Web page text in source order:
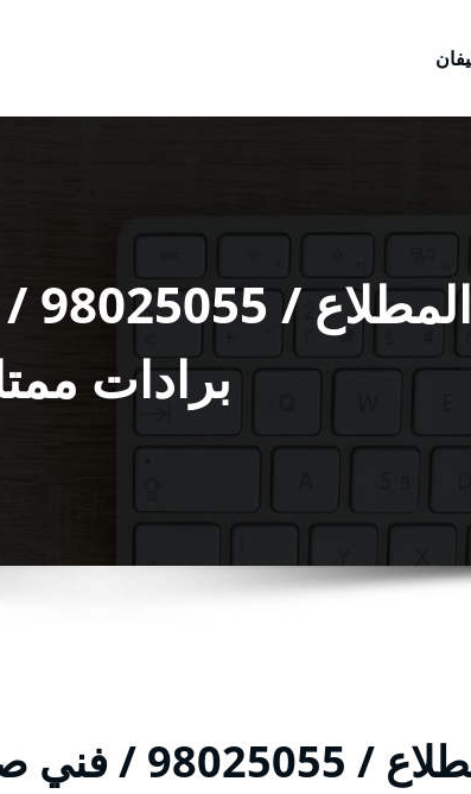
برادات
تصليح ثلاجات المطلاع /